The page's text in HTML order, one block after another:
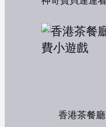
香港茶餐廳